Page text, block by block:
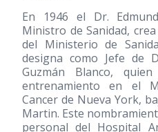
En 1946 el Dr.
Ministro de Sanidad,
del Ministerio de
designa como Jefe de
Guzmán Blanco,
entrenamiento en el
Cancer de Nueva York,
Martin. Este
personal del Hospital